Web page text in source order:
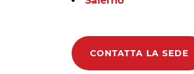
CONTATTA LA SEDE